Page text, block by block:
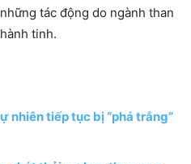
tác động do ngành than
tinh.
nhiên tiếp tục bị “phá trắng”